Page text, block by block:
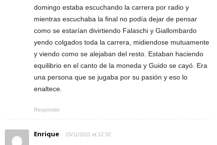
domingo estaba escuchando la carrera por radio y
mientras escuchaba la final no podía dejar de pensar
como se estarían divirtiendo Falaschi y Giallombardo
yendo colgados toda la carrera, midiendose mutuamente
y viendo como se alejaban del resto. Estaban haciendo
equilibrio en el canto de la moneda y Guido se cayó. Era
una persona que se jugaba por su pasión y eso lo
enaltece.
Responder
Enrique 15/11/2011 at 12:32